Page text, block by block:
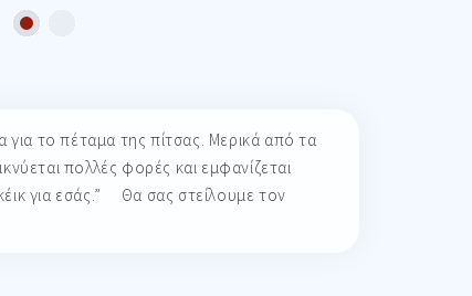
το πέταμα της πίτσας. Μερικά από τα
πολλές φορές και εμφανίζεται
για εσάς.”
Θα σας στείλουμε τον